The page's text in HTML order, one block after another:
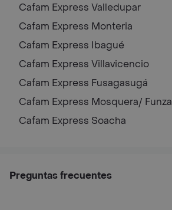
Cafam Express Valledupar
Cafam Express Monteria
Cafam Express Ibagué
Cafam Express Villavicencio
Cafam Express Fusagasugá
Cafam Express Mosquera/ Funza
Cafam Express Soacha
Preguntas frecuentes